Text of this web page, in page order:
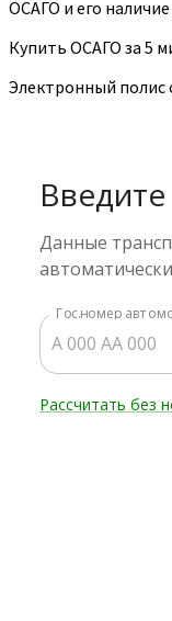
ОСАГО и его наличие
Купить ОСАГО за 5
Электронный полис